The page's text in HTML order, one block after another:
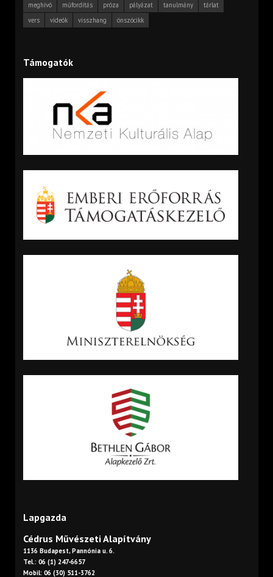
meghívó
műfordítás próza pályázat tanulmány
tárlat
vers
videók visszhang önszócikk
Támogatók
Lapgazda
Cédrus Művészeti Alapítvány
1136 Budapest, Pannónia u. 6.
Tel.: 06 (1) 247-6657
Mobil: 06 (30) 511-3762